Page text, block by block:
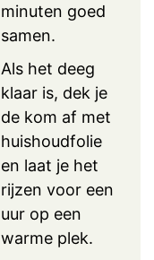
minuten goed
samen.
Als het deeg
klaar is, dek je
de kom af met
huishoudfolie
en laat je het
rijzen voor een
uur op een
warme plek.